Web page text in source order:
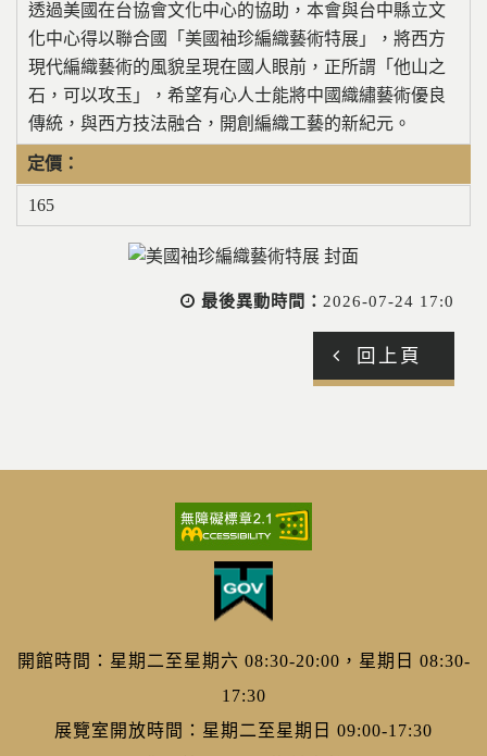
透過美國在台協會文化中心的協助，本會與台中縣立文
化中心得以聯合國「美國袖珍編織藝術特展」，將西方
現代編織藝術的風貌呈現在國人眼前，正所謂「他山之
石，可以攻玉」，希望有心人士能將中國織繡藝術優良
傳統，與西方技法融合，開創編織工藝的新紀元。
定價：
165
最後異動時間： 2026-07-24 17:0
回上頁
開館時間：星期二至星期六 08:30-20:00，星期日 08:30-
17:30
展覽室開放時間：星期二至星期日 09:00-17:30